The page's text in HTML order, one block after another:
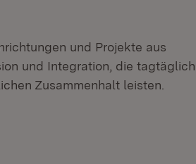
und Projekte aus
und Integration, die tagtäglich
Zusammenhalt leisten.